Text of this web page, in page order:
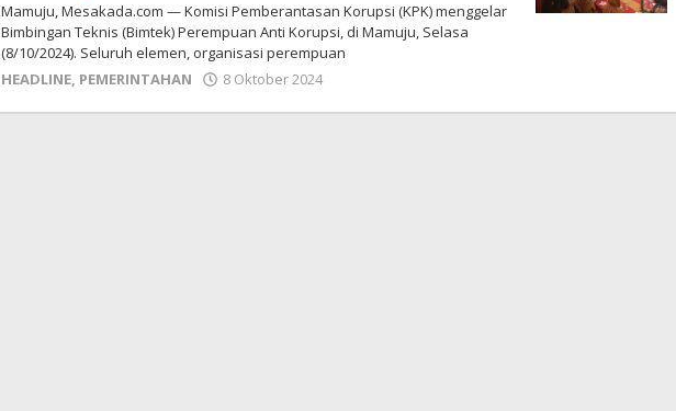
Mamuju, Mesakada.com — Komisi Pemberantasan Korupsi (KPK) menggelar
Bimbingan Teknis (Bimtek) Perempuan Anti Korupsi, di Mamuju, Selasa
(8/10/2024). Seluruh elemen, organisasi perempuan
HEADLINE, PEMERINTAHAN 8 Oktober 2024
Junaedi